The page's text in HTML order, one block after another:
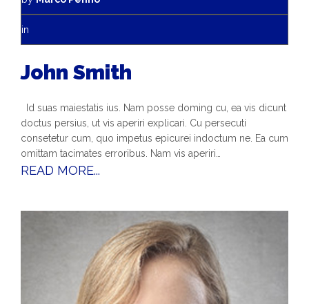
in
John Smith
Id suas maiestatis ius. Nam posse doming cu, ea vis dicunt
doctus persius, ut vis aperiri explicari. Cu persecuti
consetetur cum, quo impetus epicurei indoctum ne. Ea cum
omittam tacimates erroribus. Nam vis aperiri…
READ MORE...